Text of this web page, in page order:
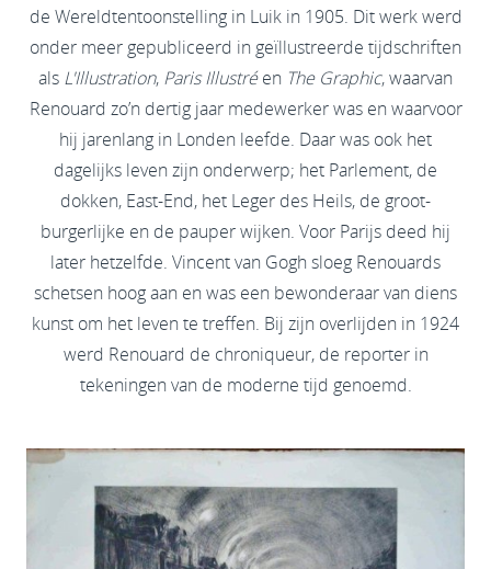
de Wereldtentoonstelling in Luik in 1905. Dit werk werd
onder meer gepubliceerd in geïllustreerde tijdschriften
als L'Illustration, Paris Illustréen The Graphic, waarvan
Renouard zo’n dertig jaar medewerker was en waarvoor
hij jarenlang in Londen leefde. Daar was ook het
dagelijks leven zijn onderwerp; het Parlement, de
dokken, East-End, het Leger des Heils, de groot-
burgerlijke en de pauper wijken. Voor Parijs deed hij
later hetzelfde. Vincent van Gogh sloeg Renouards
schetsen hoog aan en was een bewonderaar van diens
kunst om het leven te treffen. Bij zijn overlijden in 1924
werd Renouard de chroniqueur, de reporter in
tekeningen van de moderne tijd genoemd.